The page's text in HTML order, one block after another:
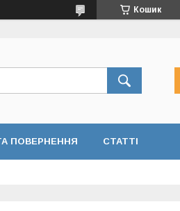
Кошик
ПОВЕРНЕННЯ СТАТТІ